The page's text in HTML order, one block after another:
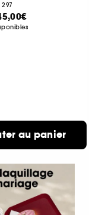
297
au panier